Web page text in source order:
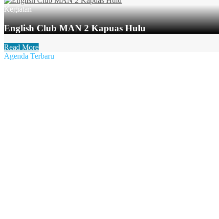
Kegiatan
English Club MAN 2 Kapuas Hulu
Read More
Agenda Terbaru